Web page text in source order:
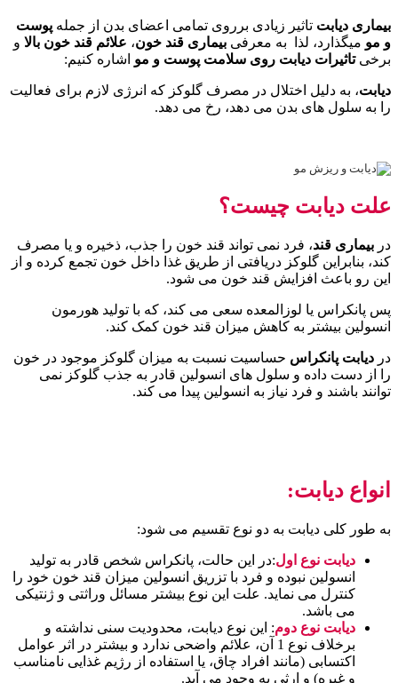
بیماری دیابت تاثیر زیادی برروی تمامی اعضای بدن از جمله پوست
و مو میگذارد، لذا به معرفی بیماری قند خون، علائم قند خون بالا و
برخیتاثیرات دیابت روی سلامت پوست و مو اشاره کنیم:
دیابت، به دلیل اختلال در مصرف گلوکز که انرژی لازم برای فعالیت
را به سلول های بدن می دهد، رخ می دهد.
علت دیابت چیست؟
در بیماری قند، فرد نمی تواند قند خون را جذب، ذخیره و یا مصرف
کند، بنابراین گلوکز دریافتی از طریق غذا داخل خون تجمع کرده و از
این رو باعث افزایش قند خون می شود.
پس پانکراس یا لوزالمعده سعی می کند، که با تولید هورمون
انسولین بیشتر به کاهش میزان قند خون کمک کند.
در دیابت پانکراس حساسیت نسبت به میزان گلوکز موجود در خون
را از دست داده و سلول های انسولین قادر به جذب گلوکز نمی
توانند باشند و فرد نیاز به انسولین پیدا می کند.
انواع دیابت:
به طور کلی دیابت به دو نوع تقسیم می شود:
دیابت نوع اول:در این حالت، پانکراس شخص قادر به تولید
انسولین نبوده و فرد با تزریق انسولین میزان قند خون خود را
کنترل می نماید. علت این نوع بیشتر مسائل وراثتی و ژنتیکی
می باشد.
دیابت نوع دوم: این نوع دیابت، محدودیت سنی نداشته و
برخلاف نوع 1 آن، علائم واضحی ندارد و بیشتر در اثر عوامل
اکتسابی (مانند افراد چاق، یا استفاده از رژیم غذایی نامناسب
و غیره) و ارثی به وجود می آید.